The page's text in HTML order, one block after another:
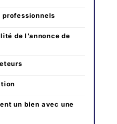
professionnels
de l’annonce de
un bien avec une